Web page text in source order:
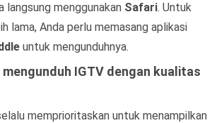
langsung menggunakan Safari. Untuk
lama, Anda perlu memasang aplikasi
untuk mengunduhnya.
IGTV dengan kualitas
memprioritaskan untuk menampilkan